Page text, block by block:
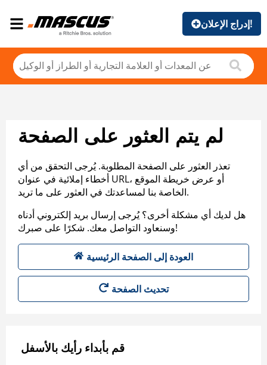
إدراج الإعلان!
لم يتم العثور على الصفحة
تعذر العثور على الصفحة المطلوبة. يُرجى التحقق من أي
أخطاء إملائية في عنوان URL، أو عرض خريطة الموقع
الخاصة بنا لمساعدتك في العثور على ما تريد.
هل لديك أي مشكلة أخرى؟ يُرجى إرسال بريد إلكتروني أدناه
وسنعاود التواصل معك. شكرًا على صبرك!
العودة إلى الصفحة الرئيسية
تحديث الصفحة
قم بأبداء رأيك بالأسفل